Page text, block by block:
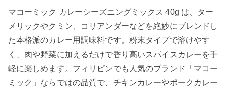
うち、 4.50
点
マコーミック カレーシーズニングミックス 40g は、ター
メリックやクミン、コリアンダーなどを絶妙にブレンドし
た本格派のカレー用調味料です。粉末タイプで溶けやす
く、肉や野菜に加えるだけで香り高いスパイスカレーを手
軽に楽しめます。フィリピンでも人気のブランド「マコー
ミック」ならではの品質で、チキンカレーやポークカレー